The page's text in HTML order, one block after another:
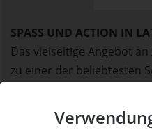
SPASS UND ACTION IN
Das vielseitige Angebot
zu einer der beliebtesten
Das Freizeit- und
zahlreichen, gut